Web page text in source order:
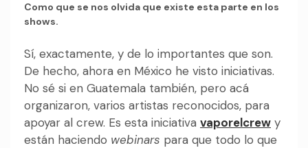
Como que se nos olvida que existe esta parte en los
shows.
Sí, exactamente, y de lo importantes que son.
De hecho, ahora en México he visto iniciativas.
No sé si en Guatemala también, pero acá
organizaron, varios artistas reconocidos, para
apoyar al crew. Es esta iniciativa vaporelcrew y
están haciendo webinars para que todo lo que